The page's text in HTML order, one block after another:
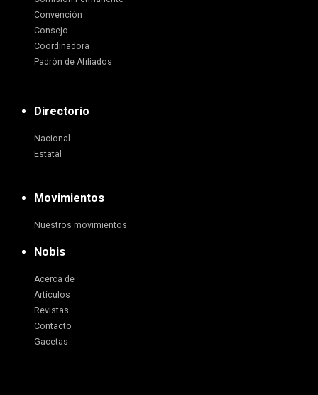
Convención
Consejo
Coordinadora
Padrón de Afiliados
Directorio
Nacional
Estatal
Movimientos
Nuestros movimientos
Nobis
Acerca de
Artículos
Revistas
Contacto
Gacetas